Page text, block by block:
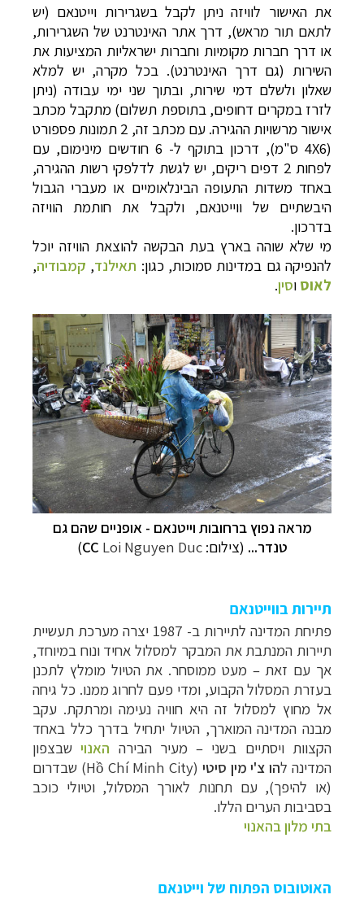
את האישור לוויזה ניתן לקבל בשגרירות וייטנאם (יש
לתאם תור מראש), דרך אתר האינטרנט של השגרירות,
או דרך חברות מקומיות וחברות ישראליות המציעות את
השירות (גם דרך האינטרנט). בכל מקרה, יש למלא
שאלון ולשלם דמי שירות, ובתוך שני ימי עבודה (ניתן
לזרז במקרים דחופים, בתוספת תשלום) מתקבל מכתב
אישור מרשויות ההגירה. עם מכתב זה, 2 תמונות פספורט
(6
X
4 ס"מ), דרכון בתוקף ל- 6 חודשים מינימום, עם
לפחות 2 דפים ריקים, יש לגשת לדלפקי רשות ההגירה,
באחד משדות התעופה הבינלאומיים או מעברי הגבול
היבשתיים של ווייטנאם, ולקבל את חותמת הוויזה
בדרכון.
מי שלא שוהה בארץ בעת הבקשה להוצאת הוויזה יוכל
להנפיקה גם במדינות סמוכות, כגון: תאילנד, קמבודיה,
לאוס וסין.
מראה נפוץ ברחובות וייטנאם - אופניים שהם גם
טנדר... (צילום: CC Loi Nguyen Duc
)
תיירות בווייטנאם
פתיחת
המדינה לתיירות ב- 1987 יצרה מערכת תעשיית
תיירות המנתבת את המבקר למסלול אחיד ונוח במיוחד,
אך עם זאת – מעט ממוסחר. את הטיול מומלץ לתכנן
בעזרת המסלול הקבוע, ומדי פעם לחרוג ממנו. כל גיחה
אל מחוץ למסלול זה היא חוויה נעימה ומרתקת. עקב
מבנה המדינה המוארך, הטיול יתחיל בדרךכלל באחד
הקצוות ויסתיים בשני – מעיר הבירה האנוישבצפון
המדינה להו צ'י מין סיטי (
Hồ Chí Minh City) שבדרום
(או להיפך), עם תחנות לאורך המסלול, וטיולי כוכב
בסביבותהערים הללו.
בתי מלון בהאנוי
האוטובוס הפתוח של וייטנאם
תכנוןטיולים למזרח הרחוקלחצו לרשימת יעדים »
תכנון טיולים לפולינזיה הצרפתית לחצו לפרטים »
תכנוןטיולים לאוסטרליה וניו זילנדלחצו לרשימת
ההצעות »